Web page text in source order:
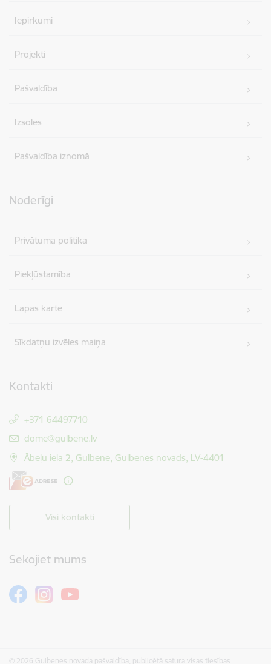
Iepirkumi
Projekti
Pašvaldība
Izsoles
Pašvaldība iznomā
Noderīgi
Privātuma politika
Piekļūstamība
Lapas karte
Sīkdatņu izvēles maiņa
Kontakti
+371 64497710
E-pasts:
dome@gulbene.lv
Ābeļu iela 2, Gulbene, Gulbenes novads, LV-4401
Visi kontakti
Sekojiet mums
© 2026 Gulbenes novada pašvaldība, publicētā satura visas tiesības